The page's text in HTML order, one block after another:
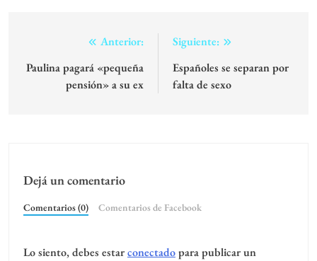
Navegación
de
entradas
Anterior:
Paulina pagará «pequeña
pensión» a su ex
Siguiente:
Españoles se separan por
falta de sexo
Dejá un comentario
Comentarios (0) Comentarios de Facebook
Lo siento, debes estarconectadopara publicar un